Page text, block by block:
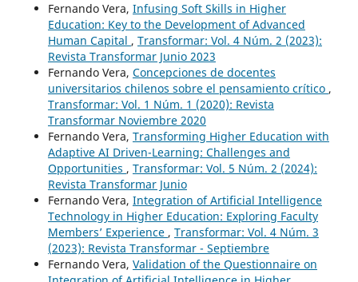
Fernando Vera, Infusing Soft Skills in Higher
Education: Key to the Development of Advanced
Human Capital , Transformar: Vol. 4 Núm. 2 (2023):
Revista Transformar Junio 2023
Fernando Vera, Concepciones de docentes
universitarios chilenos sobre el pensamiento crítico ,
Transformar: Vol. 1 Núm. 1 (2020): Revista
Transformar Noviembre 2020
Fernando Vera, Transforming Higher Education with
Adaptive AI Driven-Learning: Challenges and
Opportunities , Transformar: Vol. 5 Núm. 2 (2024):
Revista Transformar Junio
Fernando Vera, Integration of Artificial Intelligence
Technology in Higher Education: Exploring Faculty
Members’ Experience , Transformar: Vol. 4 Núm. 3
(2023): Revista Transformar - Septiembre
Fernando Vera, Validation of the Questionnaire on